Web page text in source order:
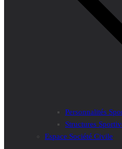
Personnalités
Structures
Espace Société Civile